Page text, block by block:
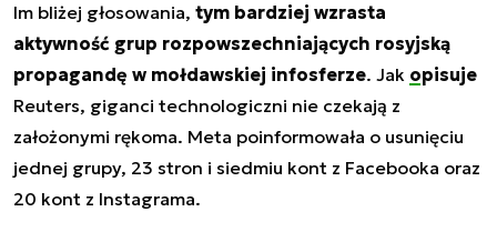
Im bliżej głosowania, tym bardziej wzrasta
aktywność grup rozpowszechniających rosyjską
propagandę w mołdawskiej infosferze. Jak opisuje
Reuters, giganci technologiczni nie czekają z
założonymi rękoma. Meta poinformowała o usunięciu
jednej grupy, 23 stron i siedmiu kont z Facebooka oraz
20 kont z Instagrama.